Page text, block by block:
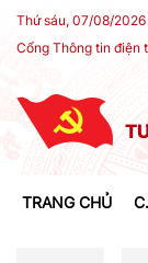
Thứ sáu, 07/08/2026
Cổng Thông tin điện
TRANG CHỦ